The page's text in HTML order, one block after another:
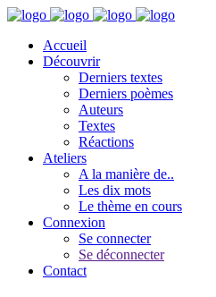
Accueil
Découvrir
Derniers textes
Derniers poèmes
Auteurs
Textes
Réactions
Ateliers
A la manière de..
Les dix mots
Le thème en cours
Connexion
Se connecter
Se déconnecter
Contact